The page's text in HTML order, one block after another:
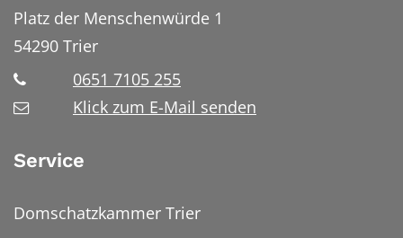
Platz der Menschenwürde 1
54290 Trier
0651 7105 255
Klick zum E-Mail senden
Service
Domschatzkammer Trier